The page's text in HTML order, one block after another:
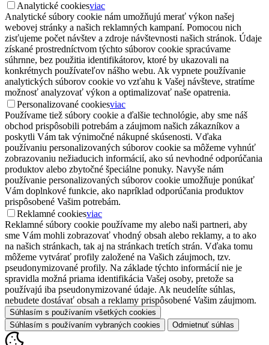
Analytické cookiesviac
Analytické súbory cookie nám umožňujú merať výkon našej
webovej stránky a našich reklamných kampaní. Pomocou nich
zisťujeme počet návštev a zdroje návštevnosti našich stránok. Údaje
získané prostredníctvom týchto súborov cookie spracúvame
súhrnne, bez použitia identifikátorov, ktoré by ukazovali na
konkrétnych používateľov nášho webu. Ak vypnete používanie
analytických súborov cookie vo vzťahu k Vašej návšteve, stratíme
možnosť analyzovať výkon a optimalizovať naše opatrenia.
Personalizované cookiesviac
Používame tiež súbory cookie a ďalšie technológie, aby sme náš
obchod prispôsobili potrebám a záujmom našich zákazníkov a
poskytli Vám tak výnimočné nákupné skúsenosti. Vďaka
používaniu personalizovaných súborov cookie sa môžeme vyhnúť
zobrazovaniu nežiaducich informácií, ako sú nevhodné odporúčania
produktov alebo zbytočné špeciálne ponuky. Navyše nám
používanie personalizovaných súborov cookie umožňuje ponúkať
Vám doplnkové funkcie, ako napríklad odporúčania produktov
prispôsobené Vašim potrebám.
Reklamné cookiesviac
Reklamné súbory cookie používame my alebo naši partneri, aby
sme Vám mohli zobrazovať vhodný obsah alebo reklamy, a to ako
na našich stránkach, tak aj na stránkach tretích strán. Vďaka tomu
môžeme vytvárať profily založené na Vašich záujmoch, tzv.
pseudonymizované profily. Na základe týchto informácií nie je
spravidla možná priama identifikácia Vašej osoby, pretože sa
používajú iba pseudonymizované údaje. Ak neudelíte súhlas,
nebudete dostávať obsah a reklamy prispôsobené Vašim záujmom.
Súhlasím s používaním všetkých cookies
Súhlasím s používaním vybraných cookies
Odmietnuť súhlas